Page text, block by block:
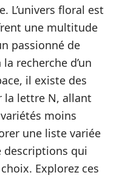
L’univers floral est
une multitude
passionné de
recherche d’un
il existe des
la lettre N, allant
moins
une liste variée
descriptions qui
Explorez ces